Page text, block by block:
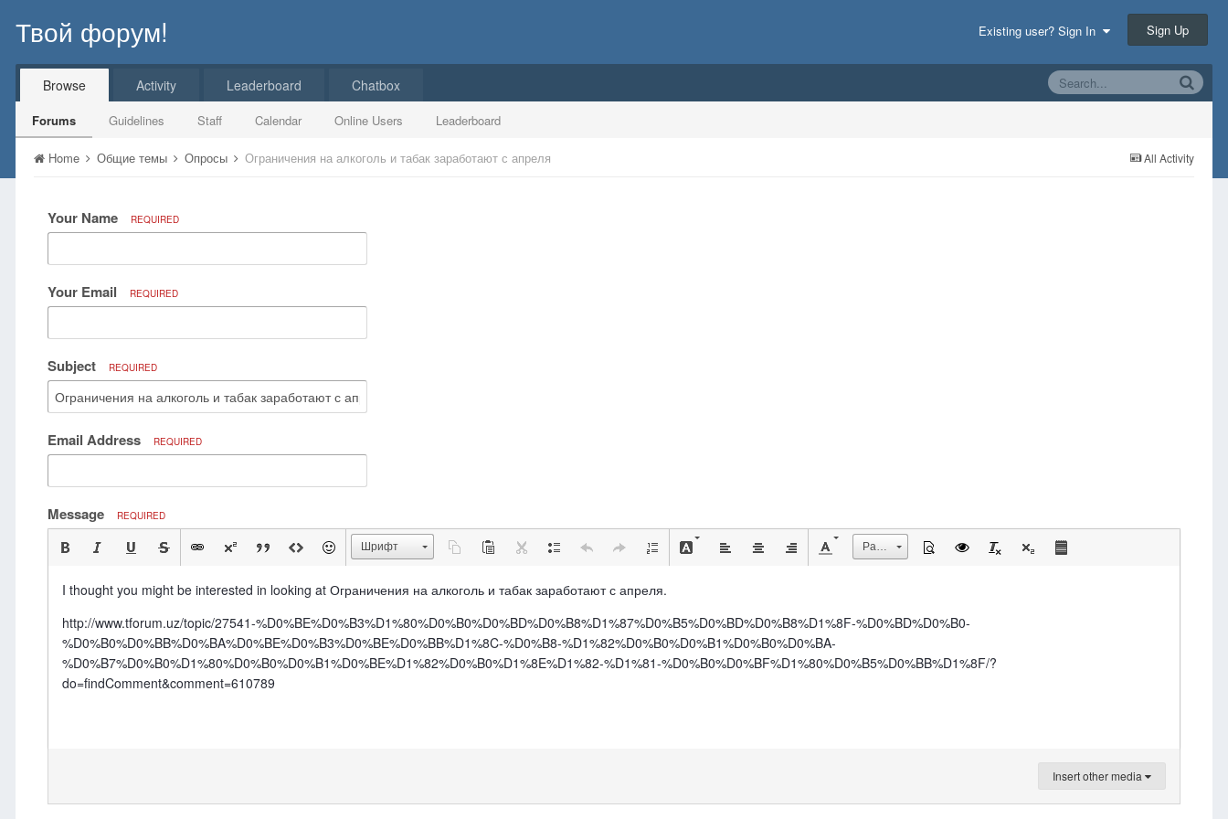
Твой форум! Existing user? Sign In Sign Up
Browse
Forums Guidelines Staff Calendar Online Users Leaderboard
Activity Leaderboard Chatbox
All Activity
Home Общие темы Опросы Ограничения на алкоголь и табак заработают с апреля
Your Name REQUIRED
Your Email REQUIRED
Subject REQUIRED
Email Address REQUIRED
Message REQUIRED
Шрифт Размер
I thought you might be interested in looking at Ограничения на алкоголь и табак заработают с апреля.
http://www.tforum.uz/topic/27541-%D0%BE%D0%B3%D1%80%D0%B0%D0%BD%D0%B8%D1%87%D0%B5%D0%BD%D0%B8%D1%8F-%D0%BD%D0%B0-
%D0%B0%D0%BB%D0%BA%D0%BE%D0%B3%D0%BE%D0%BB%D1%8C-%D0%B8-%D1%82%D0%B0%D0%B1%D0%B0%D0%BA-
%D0%B7%D0%B0%D1%80%D0%B0%D0%B1%D0%BE%D1%82%D0%B0%D1%8E%D1%82-%D1%81-%D0%B0%D0%BF%D1%80%D0%B5%D0%BB%D1%8F/?
do=findComment&comment=610789
Insert other media